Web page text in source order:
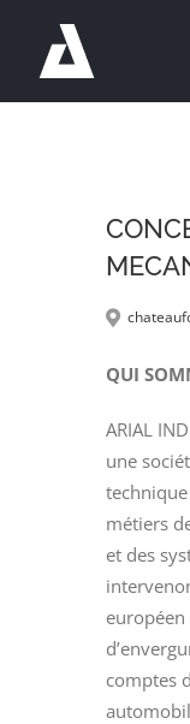
contenu
QUI
ARIAL
une
métiers
et des
comptes